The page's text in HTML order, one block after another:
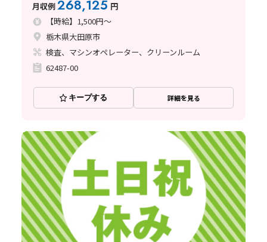
月収例268,125 円
【時給】1,500円～
栃木県大田原市
検査、マシンオペレーター、クリーンルーム
62487-00
キープする 詳細を見る